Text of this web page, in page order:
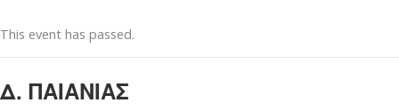
This event has passed.
Δ. ΠΑΙΑΝΙΑΣ